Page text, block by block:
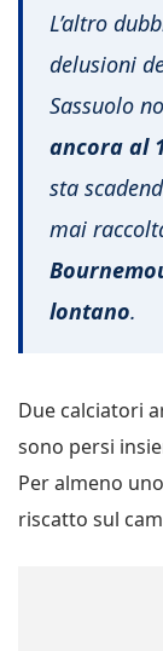
L’altro
delusioni
Sassuolo
ancora al
sta
mai
lontano.
Due calciatori
sono persi
Per almeno
riscatto sul